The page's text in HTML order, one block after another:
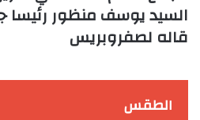
السيد يوسف منظور رئيسا
قاله لصفروبريس
الطقس